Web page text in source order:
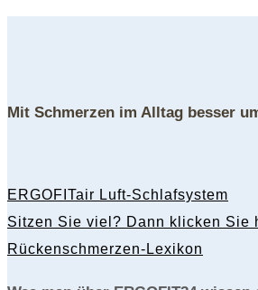
Mit Schmerzen im Alltag besser
ERGOFITair Luft-Schlafsystem
Sitzen Sie viel? Dann klicken Sie
Rückenschmerzen-Lexikon